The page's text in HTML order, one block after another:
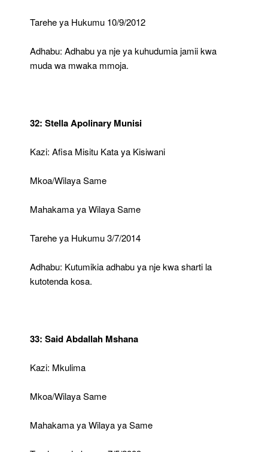
Tarehe ya Hukumu 10/9/2012
Adhabu: Adhabu ya nje ya kuhudumia jamii kwa
muda wa mwaka mmoja.
32: Stella Apolinary Munisi
Kazi: Afisa Misitu Kata ya Kisiwani
Mkoa/Wilaya Same
Mahakama ya Wilaya Same
Tarehe ya Hukumu 3/7/2014
Adhabu: Kutumikia adhabu ya nje kwa sharti la
kutotenda kosa.
33: Said Abdallah Mshana
Kazi: Mkulima
Mkoa/Wilaya Same
Mahakama ya Wilaya ya Same